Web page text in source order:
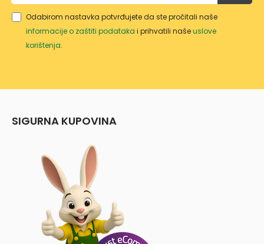
Odabirom nastavka potvrđujete da ste pročitali naše
informacije o zaštiti podataka i prihvatili našeuslove
korištenja.
SIGURNA KUPOVINA